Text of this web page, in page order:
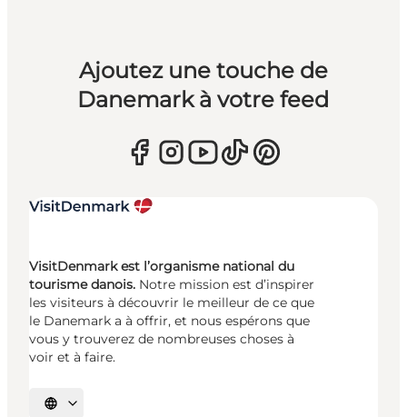
Ajoutez une touche de
Danemark à votre feed
VisitDenmark est l’organisme national du
tourisme danois. Notre mission est d’inspirer
les visiteurs à découvrir le meilleur de ce que
le Danemark a à offrir, et nous espérons que
vous y trouverez de nombreuses choses à
voir et à faire.
Choisissez la langue